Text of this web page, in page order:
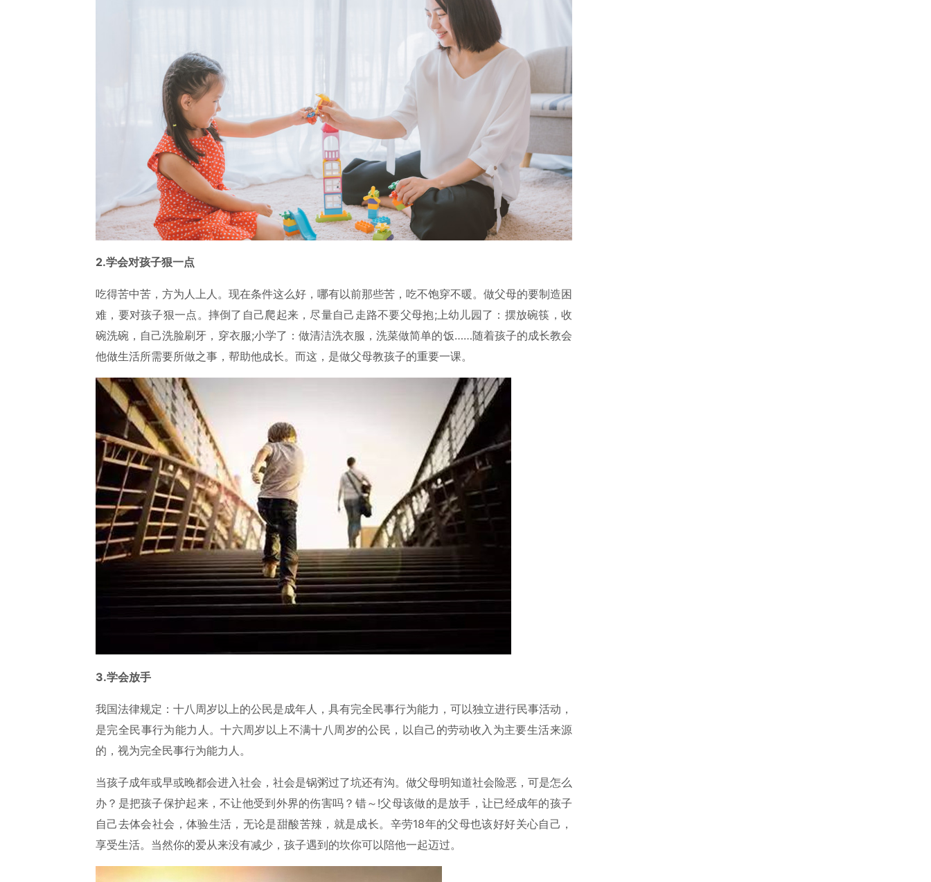
2.学会对孩子狠一点
吃得苦中苦，方为人上人。现在条件这么好，哪有以前那些苦，吃不饱穿不暖。做父母的要制造困
难，要对孩子狠一点。摔倒了自己爬起来，尽量自己走路不要父母抱;上幼儿园了：摆放碗筷，收
碗洗碗，自己洗脸刷牙，穿衣服;小学了：做清洁洗衣服，洗菜做简单的饭……随着孩子的成长教会
他做生活所需要所做之事，帮助他成长。而这，是做父母教孩子的重要一课。
3.学会放手
我国法律规定：十八周岁以上的公民是成年人，具有完全民事行为能力，可以独立进行民事活动，
是完全民事行为能力人。十六周岁以上不满十八周岁的公民，以自己的劳动收入为主要生活来源
的，视为完全民事行为能力人。
当孩子成年或早或晚都会进入社会，社会是锅粥过了坑还有沟。做父母明知道社会险恶，可是怎么
办？是把孩子保护起来，不让他受到外界的伤害吗？错～!父母该做的是放手，让已经成年的孩子
自己去体会社会，体验生活，无论是甜酸苦辣，就是成长。辛劳18年的父母也该好好关心自己，
享受生活。当然你的爱从来没有减少，孩子遇到的坎你可以陪他一起迈过。